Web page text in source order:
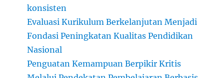
konsisten
Evaluasi Kurikulum Berkelanjutan Menjadi
Fondasi Peningkatan Kualitas Pendidikan
Nasional
Penguatan Kemampuan Berpikir Kritis